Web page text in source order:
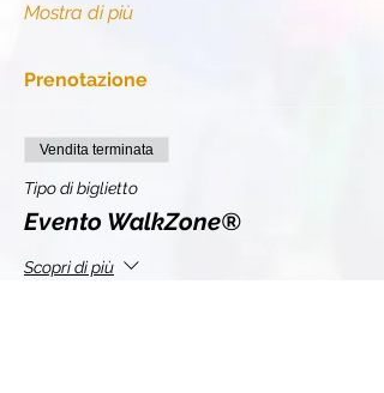
Mostra di più
Prenotazione
Vendita terminata
Tipo di biglietto
Evento WalkZone®
Scopri di più